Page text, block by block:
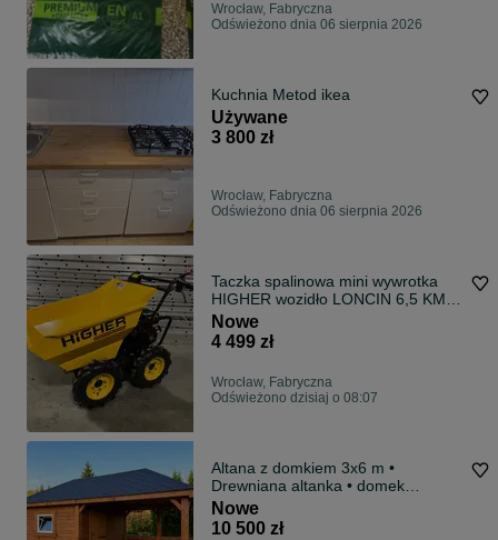
Wrocław, Fabryczna
Odświeżono dnia 06 sierpnia 2026
Kuchnia Metod ikea
Używane
3 800 zł
Wrocław, Fabryczna
Odświeżono dnia 06 sierpnia 2026
Taczka spalinowa mini wywrotka
HIGHER wozidło LONCIN 6,5 KM
400kg
Nowe
4 499 zł
Wrocław, Fabryczna
Odświeżono dzisiaj o 08:07
Altana z domkiem 3x6 m •
Drewniana altanka • domek
gospodarczy • Dowolny wymiar •
PRODUCENT
Nowe
10 500 zł